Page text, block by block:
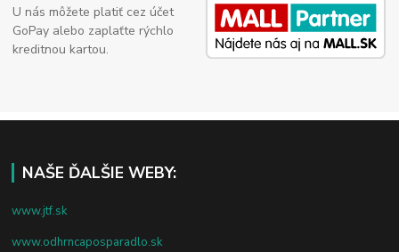
U nás môžete platiť cez účet
GoPay alebo zaplaťte rýchlo
kreditnou kartou.
NAŠE ĎALŠIE WEBY:
www.jtf.sk
www.odhrncaposparadlo.sk